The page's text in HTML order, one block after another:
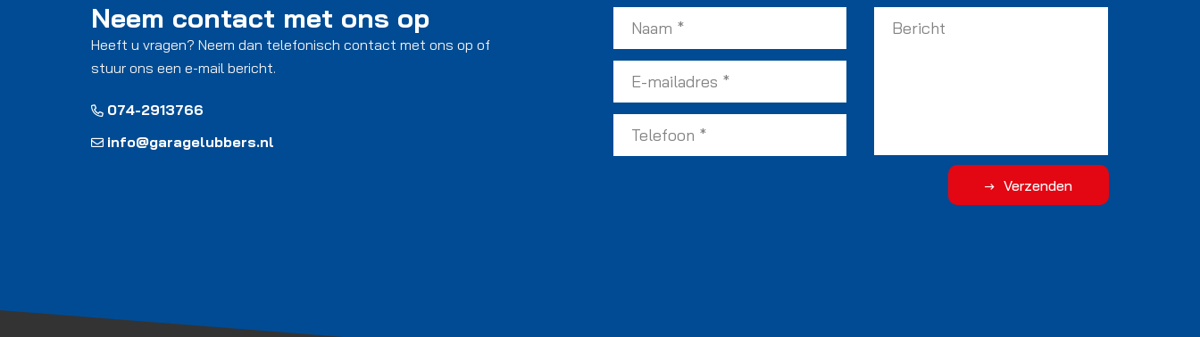
Neem contact met ons op
Heeft u vragen? Neem dan telefonisch contact met ons op of
stuur ons een e-mail bericht.
074-2913766
info@garagelubbers.nl
Verzenden